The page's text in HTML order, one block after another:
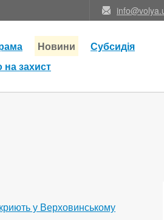
Новини
Субсидія
на захист
у Верховинському